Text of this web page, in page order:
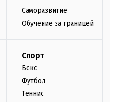
Саморазвитие
Обучение за границей
Спорт
Бокс
Футбол
Теннис